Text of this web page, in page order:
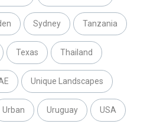
Sydney Tanzania
Texas Thailand
Unique Landscapes
Urban Uruguay USA